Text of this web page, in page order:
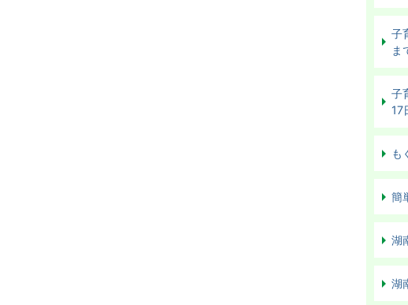
子
ま
子
17
も
簡
湖
湖